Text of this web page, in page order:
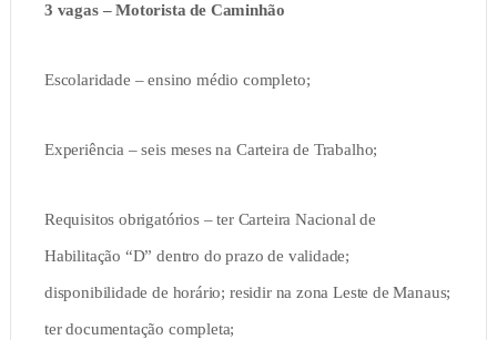
3 vagas – Motorista de Caminhão
Escolaridade – ensino médio completo;
Experiência – seis meses na Carteira de Trabalho;
Requisitos obrigatórios – ter Carteira Nacional de
Habilitação “D” dentro do prazo de validade;
disponibilidade de horário; residir na zona Leste de Manaus;
ter documentação completa;